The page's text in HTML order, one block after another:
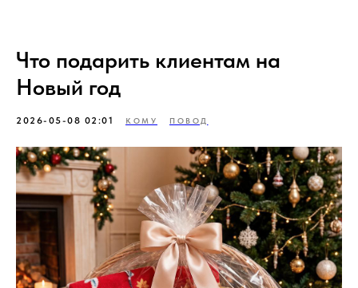
Что подарить клиентам на
Новый год
2026-05-08 02:01 КОМУ ПОВОД